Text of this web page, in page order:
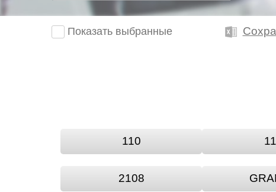
Показать выбранные
110
2108